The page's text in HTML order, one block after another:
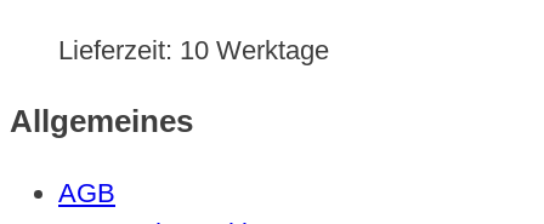
Lieferzeit: 10 Werktage
Allgemeines
AGB